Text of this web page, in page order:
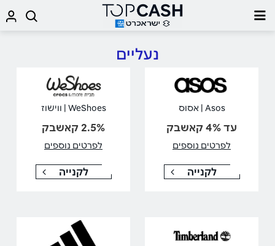
נעליים
Asos | אסוס
עד 4% קאשבק
לפרטים נוספים
לקנייה
WeShoes | ווישוז
2.5% קאשבק
לפרטים נוספים
לקנייה